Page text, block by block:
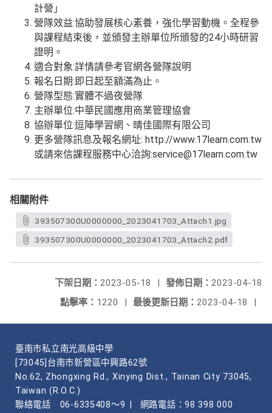
計營」
營隊效益:協助發展核心素養，強化學習動機。全程參
與課程結束後，並頒發主辦單位所頒發的24小時研習
證明。
適合對象:詳情請參考官網各營隊說明
報名日期:即日起至額滿為止。
營隊型態:實體不過夜營隊
主辦單位:中華民國應用商業管理協會
協辦單位:逗陣學習網、晴佳國際有限公司
更多營隊訊息及報名網址: http://www.17learn.com.tw
或請來信課程服務中心洽詢:service@17learn.com.tw
相關附件
393507300U0000000_2023041703_Attach1.jpg
393507300U0000000_2023041703_Attach2.pdf
發佈日期： 2023-04-18
下架日期： 2023-05-18
|
最後更新日期： 2023-04-18 |
點擊率： 1220 |
臺南市私立南光高級中學
[73045]台南市新營區中興路62號
No.62, Zhongxing Rd., Xinying Dist., Tainan City 73045,
Taiwan (R.O.C.)
聯絡電話
06-6335408～9 網路電話：98 398 000